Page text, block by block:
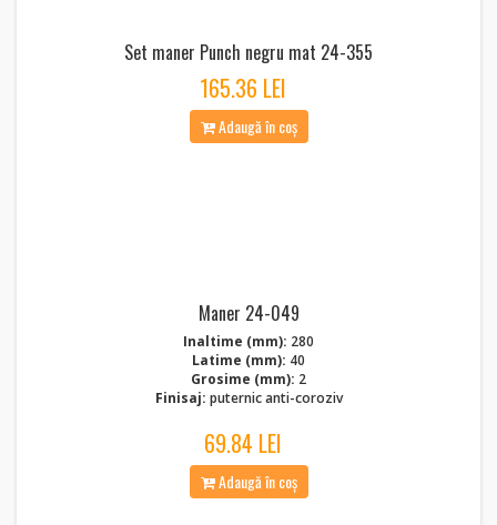
Set maner Punch negru mat 24-355
165.36 LEI
Adaugă în coș
Maner 24-049
Inaltime (mm): 280
Latime (mm): 40
Grosime (mm): 2
Finisaj: puternic anti-coroziv
69.84 LEI
Adaugă în coș